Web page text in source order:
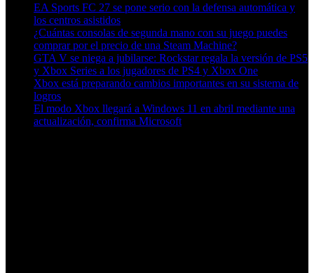
EA Sports FC 27 se pone serio con la defensa automática y
los centros asistidos
¿Cuántas consolas de segunda mano con su juego puedes
comprar por el precio de una Steam Machine?
GTA V se niega a jubilarse: Rockstar regala la versión de PS5
y Xbox Series a los jugadores de PS4 y Xbox One
Xbox está preparando cambios importantes en su sistema de
logros
El modo Xbox llegará a Windows 11 en abril mediante una
actualización, confirma Microsoft